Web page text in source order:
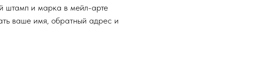
штамп и марка в мейл-арте
ваше имя, обратный адрес и